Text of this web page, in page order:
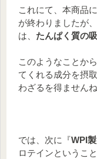
これにて、本商品
が終わりましたが
は、 たんぱく質の
このようなことか
てくれる成分を摂
わざるを得ませんね
では、次に『WPI
ロテインということ